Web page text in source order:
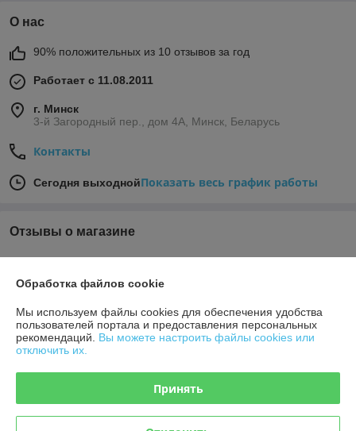
О нас
90% положительных из 10 отзывов за год
Работает с 11.08.2011
г. Минск
3-й Загородный пер., дом 4А, Минск, Беларусь
Контакты
Сегодня выходнойПоказать весь график работы
Отзывы о магазине
У компании пока нет отзывов, добавьте первый
О нас
Контакты
График работы
Обработка файлов cookie
Мы используем файлы cookies для обеспечения удобства
пользователей портала и предоставления персональных
рекомендаций. Вы можете настроить файлы cookies или
отключить их.
Принять